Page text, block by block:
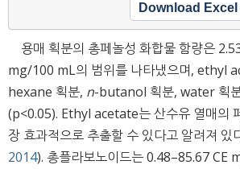
Download Excel
용매 획분의 총페놀성 화합물 함량은
mg/100 mL의 범위를 나타냈으며, ethyl
hexane 획분, n-butanol 획분, water 획
(p<0.05). Ethyl acetate는 산수유 열매의
장 효과적으로 추출할 수 있다고 알려져 있
2014). 총플라보노이드는 0.48–85.67 CE